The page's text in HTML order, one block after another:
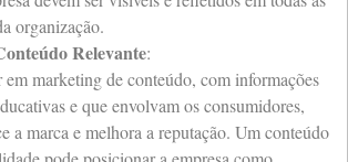
organização.
Relevante:
em marketing de conteúdo, com informações
e que envolvam os consumidores,
a marca e melhora a reputação. Um conteúdo